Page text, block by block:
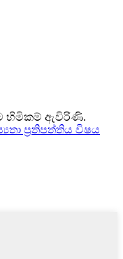
හිමිකම් ඇවිරිණි.
ප්‍රතිපත්තිය විෂය